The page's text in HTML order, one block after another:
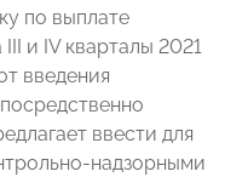
по выплате
и IV кварталы 2021
введения
ввести для
надзорными